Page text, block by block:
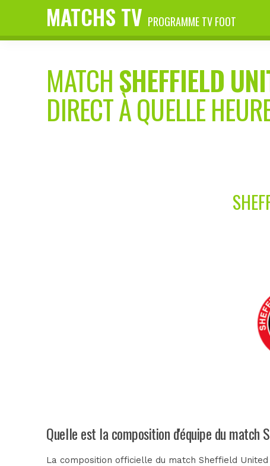
MATCHS TV PROGRAMME TV FOOT
MATCHSHEFFIELD
DIRECT À QUELLE
Quelle est la composition d'équipe du
La composition officielle du match Sheffield